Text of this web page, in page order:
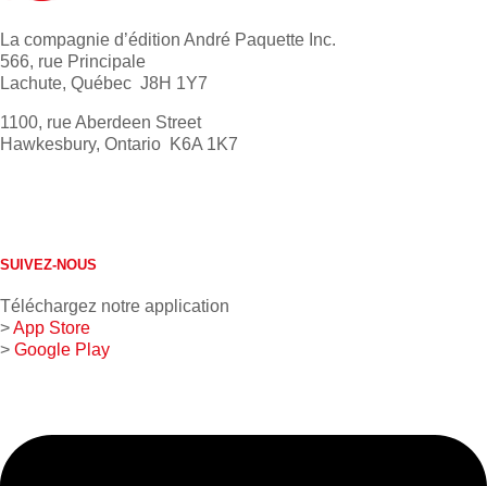
La compagnie d’édition André Paquette Inc.
566, rue Principale
Lachute, Québec J8H 1Y7
1100, rue Aberdeen Street
Hawkesbury, Ontario K6A 1K7
SUIVEZ-NOUS
Téléchargez notre application
>App Store
> Google Play